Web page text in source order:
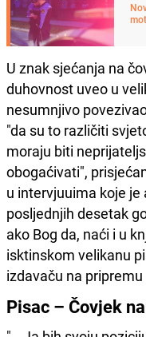
U znak sjećanja na
duhovnost uveo u
nesumnjivo
"da su to različiti
moraju biti
obogaćivati",
u intervjuuima koje
posljednjih desetak
ako Bog da, naći i u
isktinskom velikanu
izdavaču na
Pisac – Čovjek